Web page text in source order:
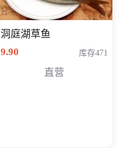
洞庭湖草鱼
9.90
库存471
直营